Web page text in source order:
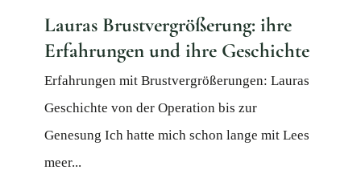
Lauras Brustvergrößerung: ihre
Erfahrungen und ihre Geschichte
Erfahrungen mit Brustvergrößerungen: Lauras
Geschichte von der Operation bis zur
Genesung Ich hatte mich schon lange mit Lees
meer...